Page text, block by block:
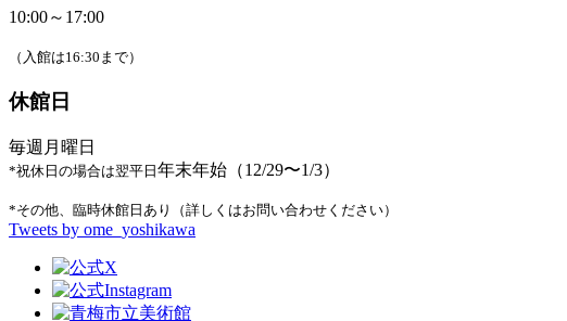
10:00～17:00
（入館は16:30まで）
休館日
毎週月曜日
*祝休日の場合は翌平日 年末年始（12/29〜1/3）
*その他、臨時休館日あり（詳しくはお問い合わせください）
Tweets by ome_yoshikawa